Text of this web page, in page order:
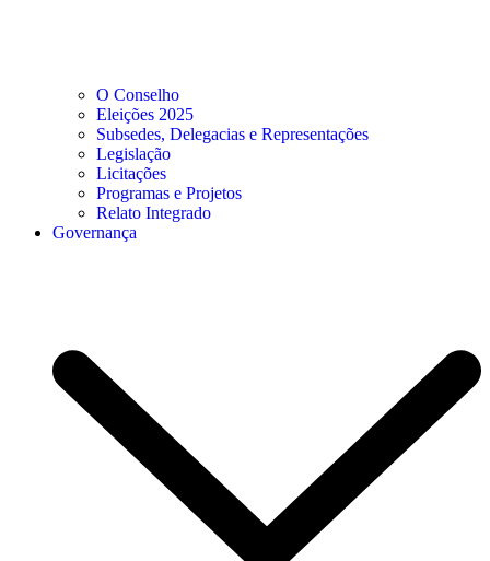
O Conselho
Eleições 2025
Subsedes, Delegacias e Representações
Legislação
Licitações
Programas e Projetos
Relato Integrado
Governança